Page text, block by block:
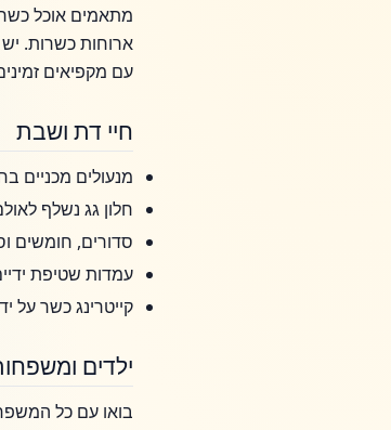
מתאמים אוכל כשר
ארוחות כשרות.
עם מקפיאים
חיי דת ושבת
מנעולים מכניים
חלון גג נשלף
סדורים, חומשים
עמדות שטיפת
קייטרינג כשר על
ילדים
בואו עם כל